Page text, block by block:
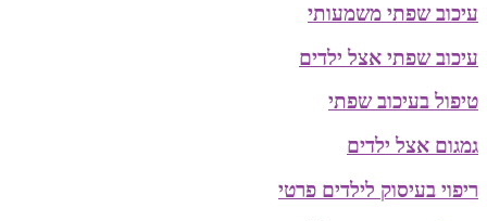
עיכוב שפתי משמעותי
עיכוב שפתי אצל ילדים
טיפול בעיכוב שפתי
גמגום אצל ילדים
ריפוי בעיסוק לילדים פרטי